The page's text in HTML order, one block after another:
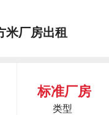
米厂房出租
标准厂房
类型